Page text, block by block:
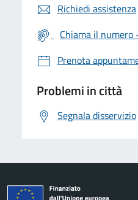
Richiedi assistenza
Chiama il
Prenota
Problemi in città
Segnala disservizio